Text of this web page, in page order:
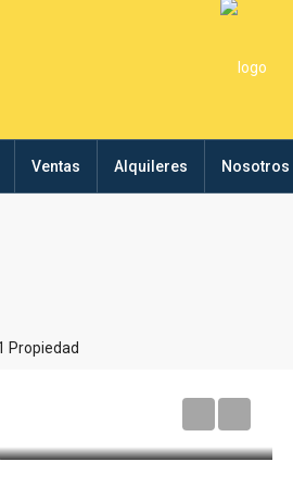
Ventas Alquileres Nosotros
Propiedad